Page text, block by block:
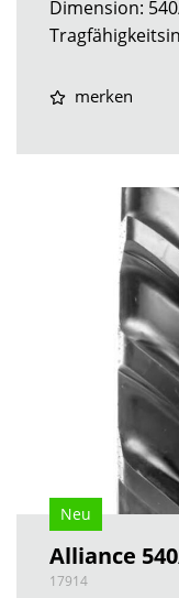
Dimension:
merken
Neu
Alliance
17914